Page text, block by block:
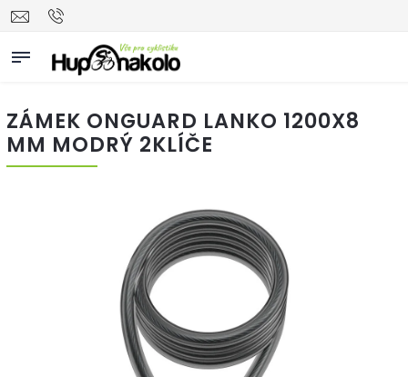
ZÁMEK ONGUARD LANKO 1200X8
MM MODRÝ 2KLÍČE